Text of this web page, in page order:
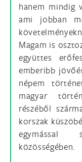
hanem mindig
ami jobban
Magam is
együttes
emberibb
népem
magyar
részéből
korszak
egymással
közösségében.